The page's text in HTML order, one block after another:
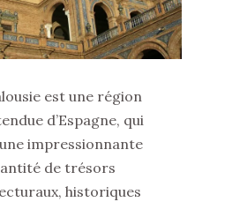
est une région
d’Espagne, qui
impressionnante
de trésors
historiques